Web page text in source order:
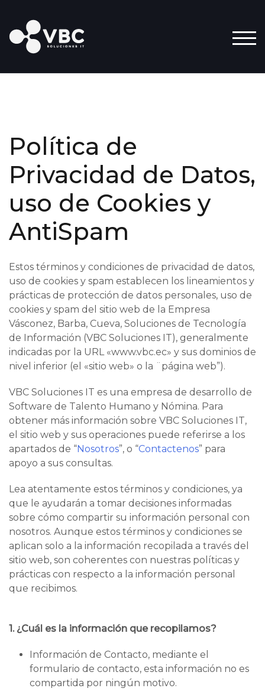
Política de
Privacidad de Datos,
uso de Cookies y
AntiSpam
Estos términos y condiciones de privacidad de datos,
uso de cookies y spam establecen los lineamientos y
prácticas de protección de datos personales, uso de
cookies y spam del sitio web de la Empresa
Vásconez, Barba, Cueva, Soluciones de Tecnología
de Información (VBC Soluciones IT), generalmente
indicadas por la URL «www.vbc.ec» y sus dominios de
nivel inferior (el «sitio web» o la ¨página web”).
VBC Soluciones IT es una empresa de desarrollo de
Software de Talento Humano y Nómina. Para
obtener más información sobre VBC Soluciones IT,
el sitio web y sus operaciones puede referirse a los
apartados de “Nosotros”, o “Contactenos” para
apoyo a sus consultas.
Lea atentamente estos términos y condiciones, ya
que le ayudarán a tomar decisiones informadas
sobre cómo compartir su información personal con
nosotros. Aunque estos términos y condiciones se
aplican solo a la información recopilada a través del
sitio web, son coherentes con nuestras políticas y
prácticas con respecto a la información personal
que recibimos.
1. ¿Cuál es la información que recopilamos?
Información de Contacto, mediante el
formulario de contacto, esta información no es
compartida por ningún motivo.